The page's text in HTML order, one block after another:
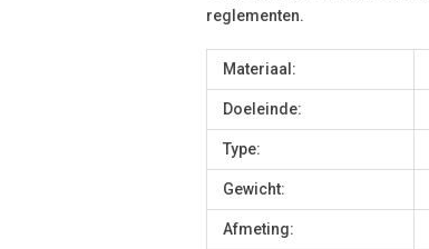
reglementen.
Materiaal:
Doeleinde:
Type:
Gewicht:
Afmeting: